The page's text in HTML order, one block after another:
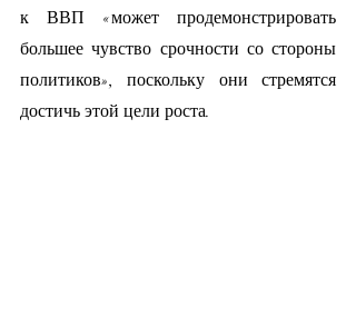
к ВВП «может продемонстрировать
большее чувство срочности со стороны
политиков», поскольку они стремятся
достичь этой цели роста.